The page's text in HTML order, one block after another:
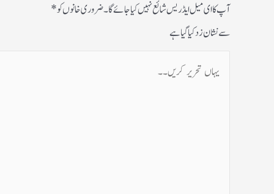
آپ کا ای میل ایڈریس شائع نہیں کیا جائے گا۔ضروری خانوں کو*
سے نشان زد کیا گیا ہے